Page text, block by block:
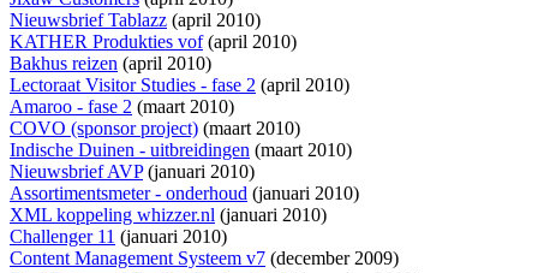
Nieuwsbrief Tablazz (april 2010)
KATHER Produkties vof(april 2010)
Bakhus reizen (april 2010)
Lectoraat Visitor Studies - fase 2 (april 2010)
Amaroo - fase 2 (maart 2010)
COVO (sponsor project) (maart 2010)
Indische Duinen - uitbreidingen (maart 2010)
Nieuwsbrief AVP(januari 2010)
Assortimentsmeter - onderhoud (januari 2010)
XML koppeling whizzer.nl (januari 2010)
Challenger 11 (januari 2010)
Content Management Systeem v7 (december 2009)